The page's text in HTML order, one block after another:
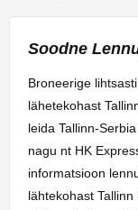
Soodne
Broneerige
lähetekohast
leida Tallinn-
nagu nt HK
informatsioon
lähtekohast